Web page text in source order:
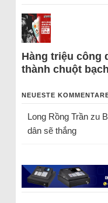
Hàng triệu công
thành chuột
NEUESTE
Long Rồng Trầnzu
dân sẽ thắng